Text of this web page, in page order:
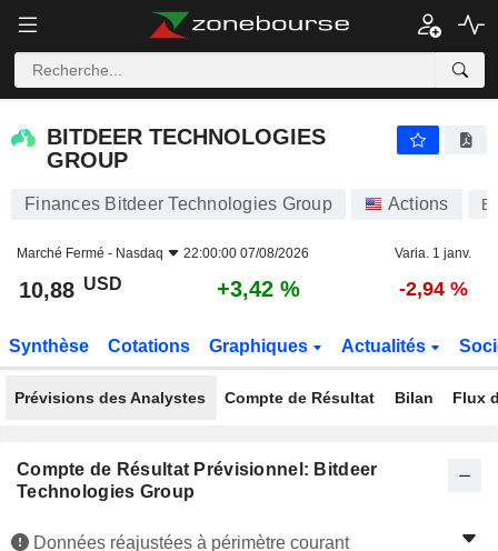
BITDEER TECHNOLOGIES
GROUP
Finances Bitdeer Technologies Group Actions
Marché Fermé - Nasdaq 22:00:00 07/08/2026 Varia. 1 janv.
10,88 USD +3,42 % -2,94 %
Synthèse Cotations Graphiques Actualités
Prévisions des Analystes Compte de Résultat Bilan Flux
Compte de Résultat Prévisionnel: Bitdeer
Technologies Group
Données réajustées à périmètre courant